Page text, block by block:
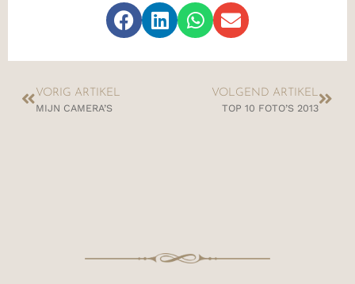
VORIG ARTIKEL
MIJN CAMERA’S
VOLGEND ARTIKEL
TOP 10 FOTO’S 2013